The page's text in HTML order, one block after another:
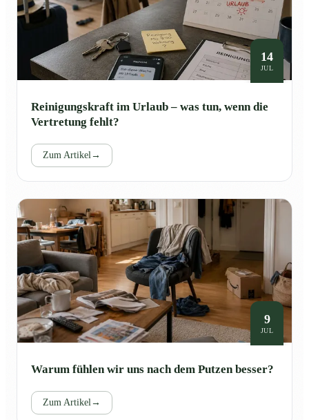
14
JUL
Reinigungskraft im Urlaub – was tun, wenn die
Vertretung fehlt?
Zum Artikel→
9
JUL
Warum fühlen wir uns nach dem Putzen besser?
Zum Artikel→